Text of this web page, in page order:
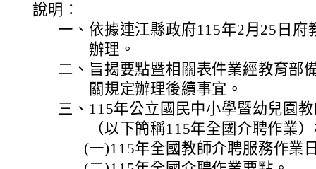
說明：
一、 依據連江縣政府115年2月25日府
辦理。
二、 旨揭要點暨相關表件業經教育部
關規定辦理後續事宜。
三、 115年公立國民中小學暨幼兒園
（以下簡稱115年全國介聘作業
(一)115年全國教師介聘服務作業